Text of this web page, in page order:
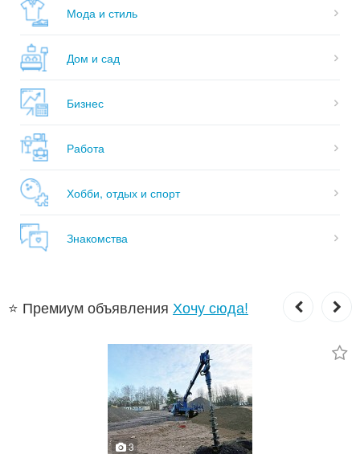
Мода и стиль
Дом и сад
Бизнес
Работа
Хобби, отдых и спорт
Знакомства
⭐ Премиум объявления Хочу сюда!
3